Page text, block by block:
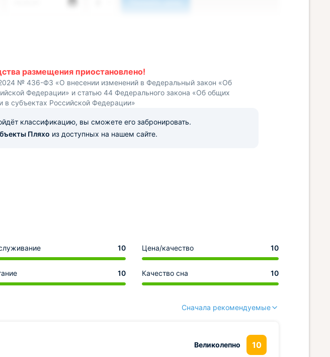
размещения приостановлено!
№ 436-ФЗ «О внесении изменений в Федеральный закон «Об
Федерации» и статью 44 Федерального закона «Об общих
в субъектах Российской Федерации»
классификацию, вы сможете его забронировать.
Пляхо из доступных на нашем сайте.
10 Цена/качество 10
10 Качество сна 10
Сначала рекомендуемые
Великолепно 10